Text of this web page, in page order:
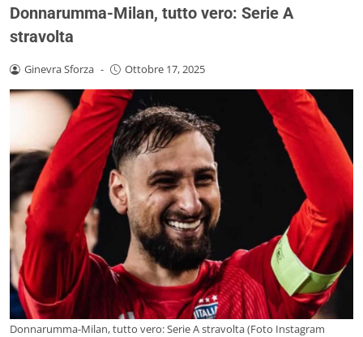
Donnarumma-Milan, tutto vero: Serie A
stravolta
Ginevra Sforza - Ottobre 17, 2025
Donnarumma-Milan, tutto vero: Serie A stravolta (Foto Instagram